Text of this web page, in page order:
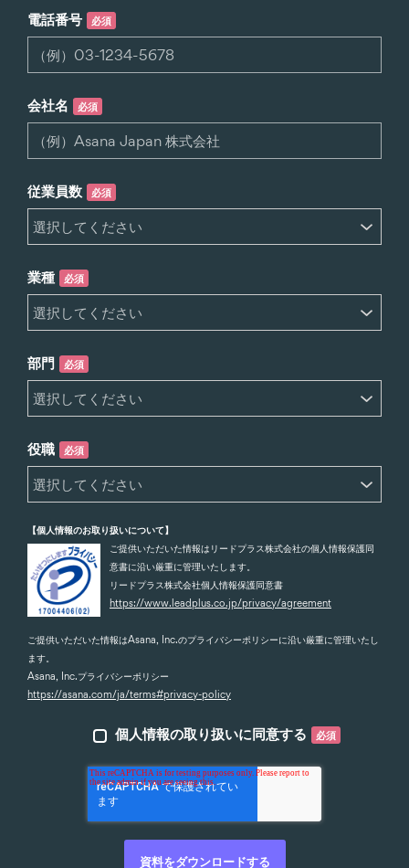
電話番号 必須
会社名 必須
従業員数 必須
業種 必須
部門 必須
役職 必須
【個人情報のお取り扱いについて】
ご提供いただいた情報はリードプラス株式会社の個人情報保護同
意書に沿い厳重に管理いたします。
リードプラス株式会社個人情報保護同意書
https://www.leadplus.co.jp/privacy/agreement
ご提供いただいた情報はAsana, Inc.のプライバシーポリシーに沿い厳重に管理いたし
ます。
Asana, Inc.プライバシーポリシー
https://asana.com/ja/terms#privacy-policy
個人情報の取り扱いに同意する 必須